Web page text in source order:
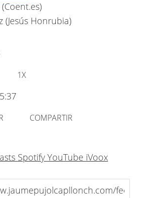
(Jesús Honrubia)
1X
COMPARTIR
Spotify YouTube iVoox